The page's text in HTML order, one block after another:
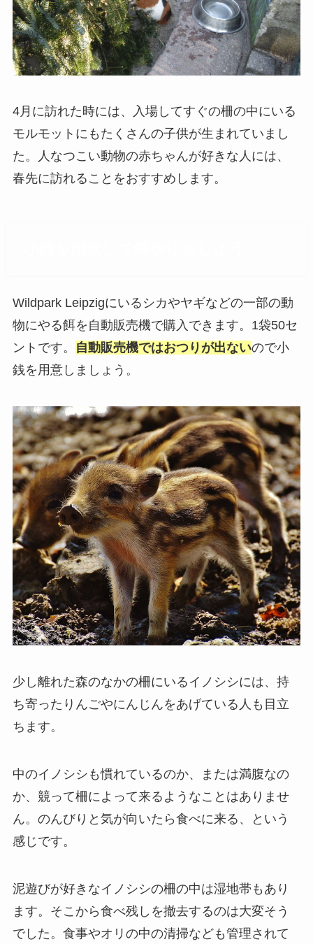
4月に訪れた時には、入場してすぐの柵の中にいる
モルモットにもたくさんの子供が生まれていまし
た。人なつこい動物の赤ちゃんが好きな人には、
春先に訪れることをおすすめします。
Wildpark Leipzigにいるシカやヤギなどの一部の動
物にやる餌を自動販売機で購入できます。1袋50セ
ントです。
自動販売機ではおつりが出ないので小
銭を用意しましょう。
少し離れた森のなかの柵にいるイノシシには、持
ち寄ったりんごやにんじんをあげている人も目立
ちます。
中のイノシシも慣れているのか、または満腹なの
か、競って柵によって来るようなことはありませ
ん。のんびりと気が向いたら食べに来る、という
感じです。
泥遊びが好きなイノシシの柵の中は湿地帯もあり
ます。そこから食べ残しを撤去するのは大変そう
でした。食事やオリの中の清掃なども管理されて